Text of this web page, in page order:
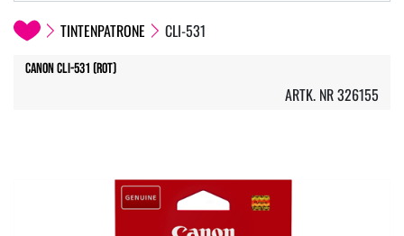
TINTENPATRONE CLI-531
Canon CLI-531 (rot)
ARTK. NR 326155